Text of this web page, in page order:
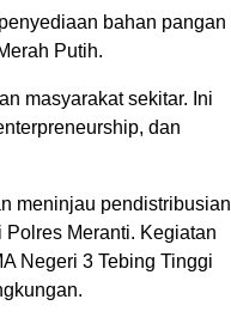
bahan pangan
Putih.
masyarakat sekitar. Ini
dan
meninjau pendistribusian
Meranti. Kegiatan
Negeri 3 Tebing Tinggi